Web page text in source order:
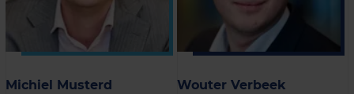
Michiel Musterd Wouter Verbeek